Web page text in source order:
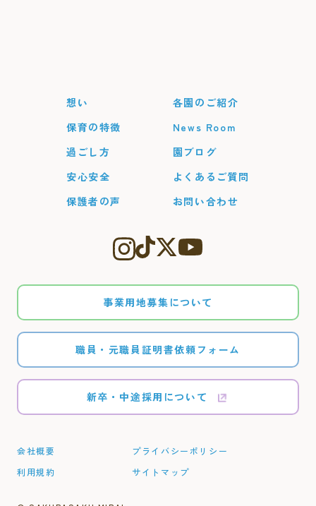
想い
保育の特徴
過ごし方
安心安全
保護者の声
各園のご紹介
News Room
園ブログ
よくあるご質問
お問い合わせ
事業用地募集について
職員・元職員証明書依頼フォーム
新卒・中途採用について
会社概要
利用規約
プライバシーポリシー
サイトマップ